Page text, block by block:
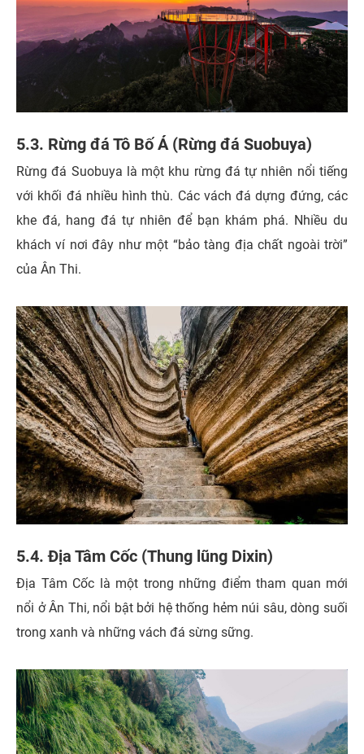
5.3. Rừng đá Tô Bố Á (Rừng đá Suobuya)
Rừng đá Suobuya là một khu rừng đá tự nhiên nổi tiếng
với khối đá nhiều hình thù. Các vách đá dựng đứng, các
khe đá, hang đá tự nhiên để bạn khám phá. Nhiều du
khách ví nơi đây như một “bảo tàng địa chất ngoài trời”
của Ân Thi.
5.4. Địa Tâm Cốc (Thung lũng Dixin)
Địa Tâm Cốc là một trong những điểm tham quan mới
nổi ở Ân Thi, nổi bật bởi hệ thống hẻm núi sâu, dòng suối
trong xanh và những vách đá sừng sững.